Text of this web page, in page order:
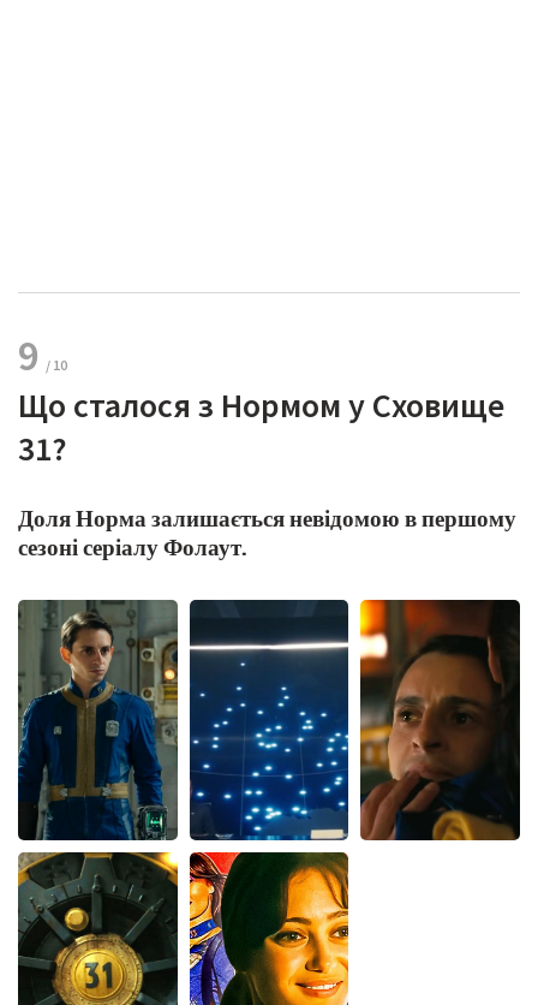
9
Що сталося з Нормом у Сховище
31?
Доля Норма залишається невідомою в першому
сезоні серіалу Фолаут.